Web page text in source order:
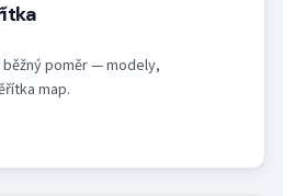
poměr — modely,
map.